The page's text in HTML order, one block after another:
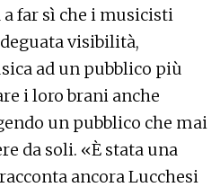
far sì che i musicisti
visibilità,
ad un pubblico più
i loro brani anche
un pubblico che mai
da soli. «È stata una
ancora Lucchesi